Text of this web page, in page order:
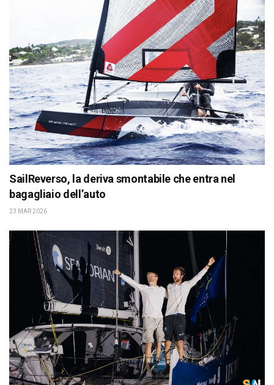
SailReverso, la deriva smontabile che entra nel
bagagliaio dell’auto
23 MAR 2026